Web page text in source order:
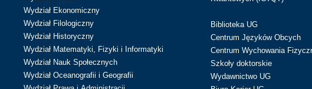
Wydział Ekonomiczny
Wydział Filologiczny
Wydział Historyczny
Wydział Matematyki, Fizyki i Informatyki
Wydział Nauk Społecznych
Wydział Oceanografii i Geografii
Biblioteka UG
Centrum Języków Obcych
Centrum Wychowania
Szkoły doktorskie
Wydawnictwo UG